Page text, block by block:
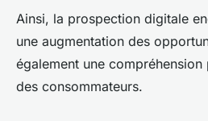
Ainsi, la prospection digitale
une augmentation des
également une
des consommateurs.